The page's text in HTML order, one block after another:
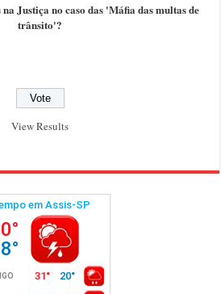
Justiça no caso das 'Máfia das multas de
trânsito'?
View Results